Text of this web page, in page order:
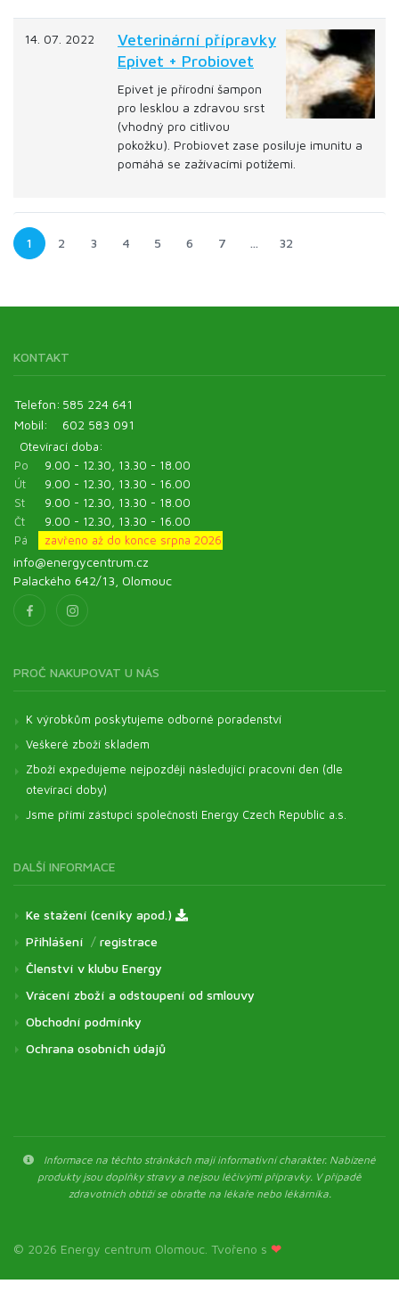
14. 07. 2022
Veterinární přípravky
Epivet + Probiovet
Epivet je přírodní šampon
pro lesklou a zdravou srst
(vhodný pro citlivou
pokožku). Probiovet zase posiluje imunitu a
pomáhá se zažívacími potížemi.
1 2 3 4 5 6 7 … 32
KONTAKT
Telefon: 585 224 641
Mobil:
602 583 091
Otevírací doba:
Po
9.00 - 12.30, 13.30 - 18.00
Út
9.00 - 12.30, 13.30 - 16.00
St
9.00 - 12.30, 13.30 - 18.00
Čt
9.00 - 12.30, 13.30 - 16.00
Pá
zavřeno až do konce srpna 2026
info@energycentrum.cz
Palackého 642/13, Olomouc
PROČ NAKUPOVAT U NÁS
K výrobkům poskytujeme odborné poradenství
Veškeré zboží skladem
Zboží expedujeme nejpozději následující pracovní den (dle
otevírací doby)
Jsme přímí zástupci společnosti Energy Czech Republic a.s.
DALŠÍ INFORMACE
Ke stažení (ceníky apod.)
Přihlášení / registrace
Členství v klubu Energy
Vrácení zboží a odstoupení od smlouvy
Obchodní podmínky
Ochrana osobních údajů
Informace na těchto stránkách mají informativní charakter. Nabízené
produkty jsou doplňky stravy a nejsou léčivými přípravky. V případě
zdravotních obtíží se obraťte na lékaře nebo lékárníka.
© 2026 Energy centrum Olomouc. Tvořeno s ❤